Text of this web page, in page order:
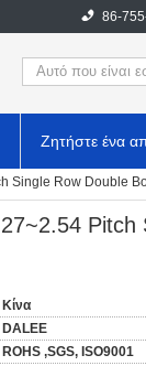
86-
Ζητήστε ένα
Single Row Double
Pitch
Κίνα
DALEE
ROHS ,SGS, ISO9001